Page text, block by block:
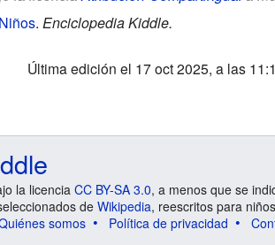
. Enciclopedia Kiddle.
Última edición el 17 oct 2025, a las
la licencia CC BY-SA 3.0, a menos que se
de Wikipedia, reescritos para
somos Política de privacidad